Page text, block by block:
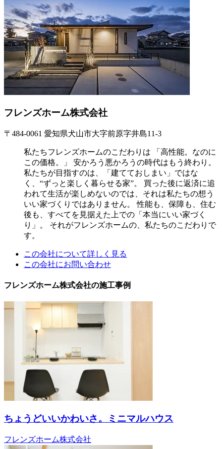
フレンズホーム株式会社
〒484-0061 愛知県犬山市大字前原字井島11-3
私たちフレンズホームのこだわりは 「高性能。なのに
この価格。」 安かろう悪かろうの時代はもう終わり。
私たちが目指すのは、「建てておしまい」ではな
く、“ずっと楽しく暮らせる家”。 買った後に返済に追
われて生活が楽しめないのでは、それは私たちの想う
いい家づくりではありません。 性能も、保障も、住む
後も、すべてを見据えた上での「本当にいい家づく
り」。 それがフレンズホームの、私たちのこだわりで
す。
この会社について詳しく見る
この会社にお問い合わせ
フレンズホーム株式会社の施工事例
ちょうどいいかわいさ。ミニマルハウス
フレンズホーム株式会社